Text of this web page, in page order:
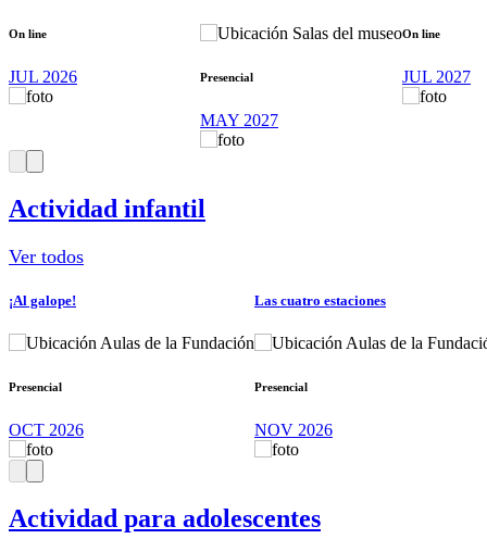
On line
JUL 2026
Salas del museo
Presencial
MAY 2027
On line
JUL 2027
Actividad infantil
Ver todos
¡Al galope!
Aulas de la Fundación
Presencial
OCT 2026
Las cuatro estaciones
Aulas de la
Presencial
NOV 2026
Actividad para adolescentes